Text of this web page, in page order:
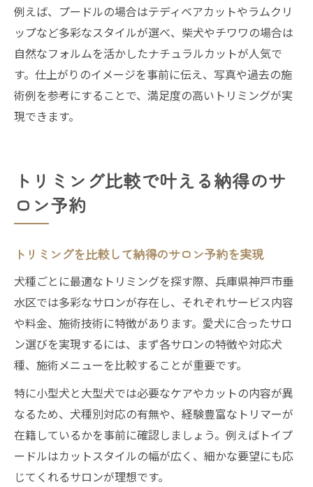
例えば、プードルの場合はテディベアカットやラムクリ
ップなど多彩なスタイルが選べ、柴犬やチワワの場合は
自然なフォルムを活かしたナチュラルカットが人気で
す。仕上がりのイメージを事前に伝え、写真や過去の施
術例を参考にすることで、満足度の高いトリミングが実
現できます。
トリミング比較で叶える納得のサ
ロン予約
トリミングを比較して納得のサロン予約を実現
犬種ごとに最適なトリミングを探す際、兵庫県神戸市垂
水区では多彩なサロンが存在し、それぞれサービス内容
や料金、施術技術に特徴があります。愛犬に合ったサロ
ン選びを実現するには、まず各サロンの特徴や対応犬
種、施術メニューを比較することが重要です。
特に小型犬と大型犬では必要なケアやカットの内容が異
なるため、犬種別対応の有無や、経験豊富なトリマーが
在籍しているかを事前に確認しましょう。例えばトイプ
ードルはカットスタイルの幅が広く、細かな要望にも応
じてくれるサロンが理想です。